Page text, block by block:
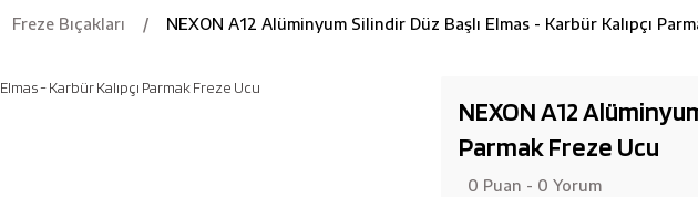
Freze Bıçakları NEXON A12 Alüminyum Silindir Düz Başlı Elmas - Karbür Kalıpçı
NEXON A12
Parmak Freze Ucu
0 Puan - 0 Yorum